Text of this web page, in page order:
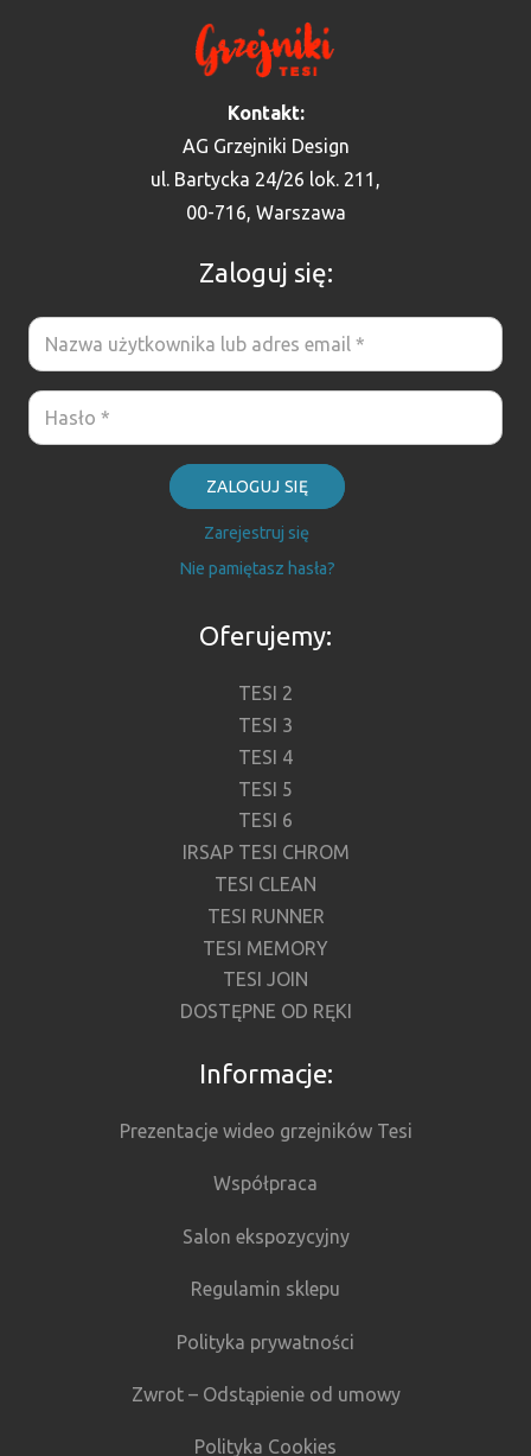
Kontakt:
AG Grzejniki Design
ul. Bartycka 24/26 lok. 211,
00-716, Warszawa
Zaloguj się:
ZALOGUJ SIĘ
Zarejestruj się
Nie pamiętasz hasła?
Oferujemy:
TESI 2
TESI 3
TESI 4
TESI 5
TESI 6
IRSAP TESI CHROM
TESI CLEAN
TESI RUNNER
TESI MEMORY
TESI JOIN
DOSTĘPNE OD RĘKI
Informacje:
Prezentacje wideo grzejników Tesi
Współpraca
Salon ekspozycyjny
Regulamin sklepu
Polityka prywatności
Zwrot – Odstąpienie od umowy
Polityka Cookies